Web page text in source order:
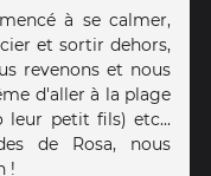
à se calmer,
et sortir dehors,
revenons et nous
d'aller à la plage
leur petit fils) etc...
de Rosa, nous
!